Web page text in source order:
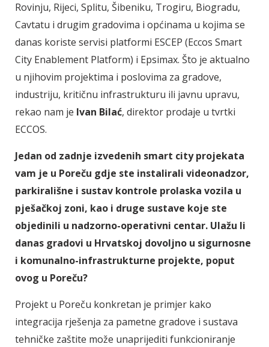
Rovinju, Rijeci, Splitu, Šibeniku, Trogiru, Biogradu,
Cavtatu i drugim gradovima i općinama u kojima se
danas koriste servisi platformi ESCEP (Eccos Smart
City Enablement Platform) i Epsimax. Što je aktualno
u njihovim projektima i poslovima za gradove,
industriju, kritičnu infrastrukturu ili javnu upravu,
rekao nam je Ivan Bilać, direktor prodaje u tvrtki
ECCOS.
Jedan od zadnje izvedenih smart city projekata
vam je u Poreču gdje ste instalirali videonadzor,
parkirališne i sustav kontrole prolaska vozila u
pješačkoj zoni, kao i druge sustave koje ste
objedinili u nadzorno-operativni centar. Ulažu li
danas gradovi u Hrvatskoj dovoljno u sigurnosne
i komunalno-infrastrukturne projekte, poput
ovog u Poreču?
Projekt u Poreču konkretan je primjer kako
integracija rješenja za pametne gradove i sustava
tehničke zaštite može unaprijediti funkcioniranje